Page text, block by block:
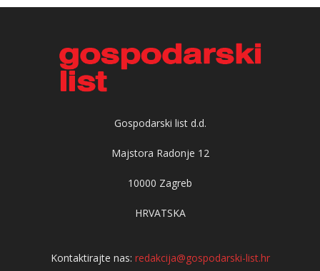
Gospodarski list d.d.
Majstora Radonje 12
10000 Zagreb
HRVATSKA
Kontaktirajte nas: redakcija@gospodarski-list.hr